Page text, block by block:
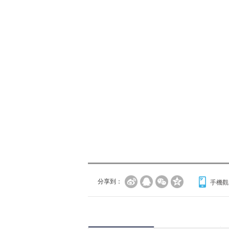
分享到： 手機